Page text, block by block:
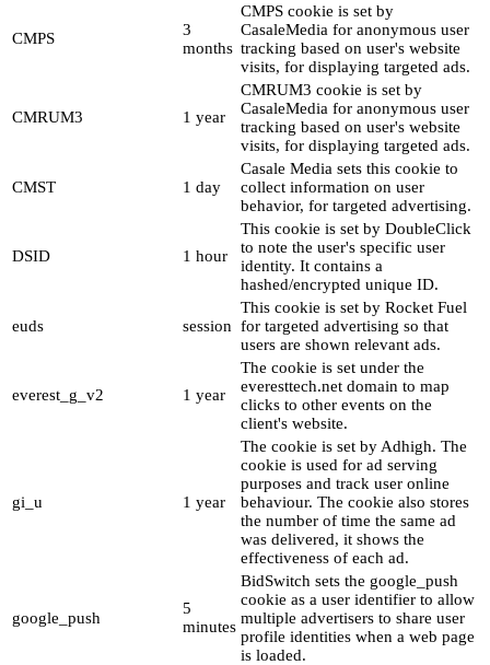
CMPS
3
months
CMPS cookie is set by
CasaleMedia for anonymous user
tracking based on user's website
visits, for displaying targeted ads.
CMRUM3 1 year
CMRUM3 cookie is set by
CasaleMedia for anonymous user
tracking based on user's website
visits, for displaying targeted ads.
CMST 1 day
Casale Media sets this cookie to
collect information on user
behavior, for targeted advertising.
DSID 1 hour
This cookie is set by DoubleClick
to note the user's specific user
identity. It contains a
hashed/encrypted unique ID.
euds session
This cookie is set by Rocket Fuel
for targeted advertising so that
users are shown relevant ads.
everest_g_v2 1 year
The cookie is set under the
everesttech.net domain to map
clicks to other events on the
client's website.
gi_u 1 year
The cookie is set by Adhigh. The
cookie is used for ad serving
purposes and track user online
behaviour. The cookie also stores
the number of time the same ad
was delivered, it shows the
effectiveness of each ad.
google_push
5
minutes
BidSwitch sets the google_push
cookie as a user identifier to allow
multiple advertisers to share user
profile identities when a web page
is loaded.